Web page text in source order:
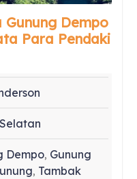
Gunung Dempo
Para Pendaki
Dempo, Gunung
, Tambak